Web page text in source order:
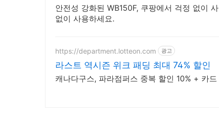
안전성 강화된 WB150F, 쿠팡에서 걱정 없이
없이 사용하세요.
https://department.lotteon.com 광고
라스트 역시즌 위크 패딩 최대 74% 할인
캐나다구스, 파라점퍼스 중복 할인 10% + 카드